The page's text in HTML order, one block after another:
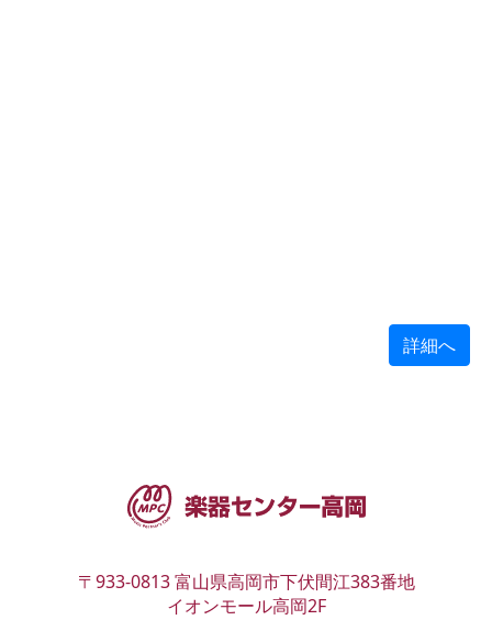
詳細へ
〒933-0813 富山県高岡市下伏間江383番地
イオンモール高岡2F